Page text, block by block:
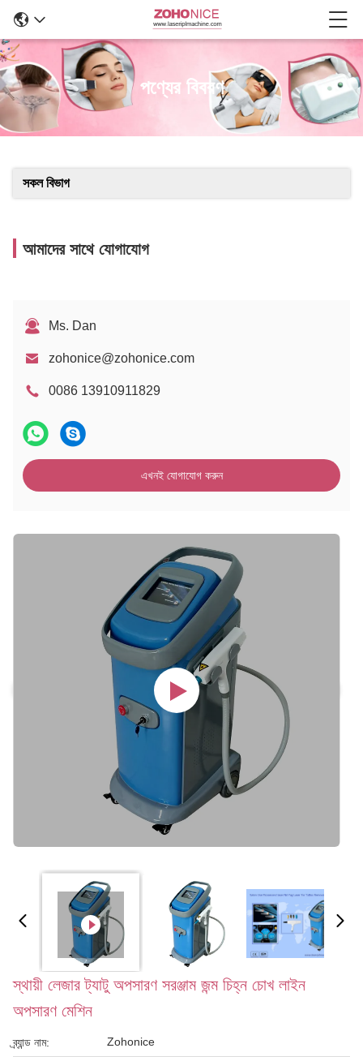
পণ্যের বিবরণ
সকল বিভাগ
আমাদের সাথে যোগাযোগ
Ms. Dan
zohonice@zohonice.com
0086 13910911829
এখনই যোগাযোগ করুন
স্থায়ী লেজার ট্যাটু অপসারণ সরঞ্জাম জন্ম চিহ্ন চোখ লাইন
অপসারণ মেশিন
ব্র্যান্ড নাম: Zohonice